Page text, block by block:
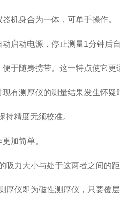
身合为一体，可单手操作。
动电源，停止测量1分钟后
随身携带。这一特点使它更
测厚仪的测量结果发生怀疑
精度无须校准。
加简单。
力大小与处于这两者之间的
仪即为磁性测厚仪，只要覆层